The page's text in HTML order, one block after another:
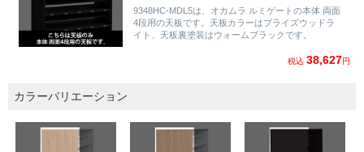
9348HC-MDL5は、オカムラ ルミゲートの本体 両面
4段用の天板です。天板カラーはプライズウッドラ
イト、天板裏塗装はウォームブラックです。
税込 38,627円
カラーバリエーション